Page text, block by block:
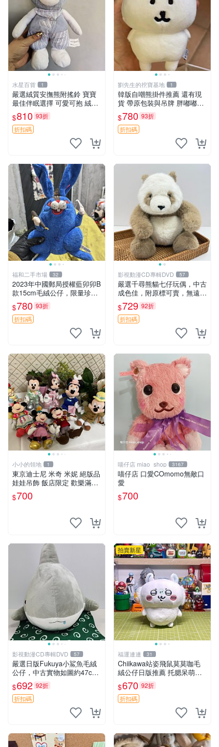
水星百貨 1
嚴選絨質安撫熊附搖鈴 寶寶
最佳伴眠選擇 可愛可抱 絨毛
玩具 安撫熊 嬰兒用
$810 93折
折扣碼
劉先生的挖寶基地 1
韓版自嘲熊掛件推薦 還有現
貨 帶原包裝與吊牌 胖嘟嘟超
可愛 毛絨手感佳 小熊掛件 自
嘲抱枕 小熊抱枕
$780 93折
折扣碼
福和二手市場 32
2023年中國郵局授權藍卯卯B
款15cm毛絨公仔，限量珍藏
版 毛絨玩具 新年禮品 藍卯卯
限量版 15cm
$780 93折
折扣碼
影視動漫CD專輯DVD 57
嚴選千尋熊貓七仔玩偶，中古
成色佳，附原標可賣，無遠方
一手送第二天即達 中古玩偶
熊貓七仔 千尋
$729 92折
折扣碼
小小的領地 1
東京迪士尼 米奇 米妮 絕版品
娃娃吊飾 飯店限定 歡樂滿人
間 復活節
$700
喵仔店 miao_shop 3167
喵仔店 口愛COmomo無敵口
愛
$700
影視動漫CD專輯DVD 57
嚴選日版Fukuya小鯊魚毛絨
公仔，中古實物如圖約47c
m，紙箱包裝嚴密確保安全送
達。 小鯊魚 毛絨公仔 中古玩
偶
$692 92折
折扣碼
拍賣新星
福運連連 31
Chiikawa站姿飛鼠莫莫咖毛
絨公仔日版推薦 托腮呆萌可
愛 15cm豆袋底部 當代嚴選
毛絨玩具 公仔 莫莫卡 像人
$670 92折
折扣碼